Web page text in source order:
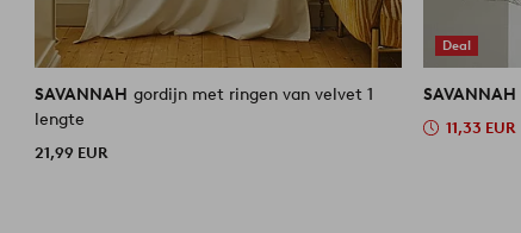
SAVANNAH gordijn met ringen van velvet 1
lengte
21,99 EUR
Deal
SAVANNAH
11,33 EUR